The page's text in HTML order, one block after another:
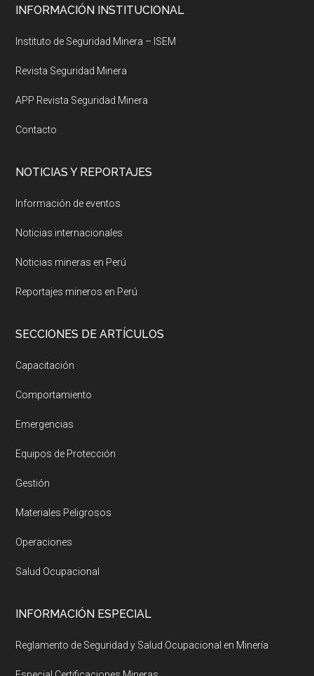
Footer
INFORMACIÓN INSTITUCIONAL
Instituto de Seguridad Minera – ISEM
Revista Seguridad Minera
APP Revista Seguridad Minera
Contacto
NOTICIAS Y REPORTAJES
Información de eventos
Noticias internacionales
Noticias mineras en Perú
Reportajes mineros en Perú
SECCIONES DE ARTÍCULOS
Capacitación
Comportamiento
Emergencias
Equipos de Protección
Gestión
Materiales Peligrosos
Operaciones
Salud Ocupacional
INFORMACIÓN ESPECIAL
Reglamento de Seguridad y Salud Ocupacional en Minería